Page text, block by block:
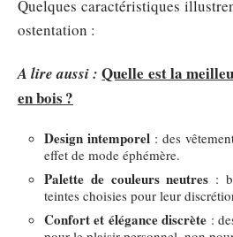
Quelques caractéristiques
ostentation :
A lire aussi : Quelle est la
en bois ?
Design intemporel : des
effet de mode éphémère.
Palette de couleurs neutres :
teintes choisies pour leur
Confort et élégance discrète :